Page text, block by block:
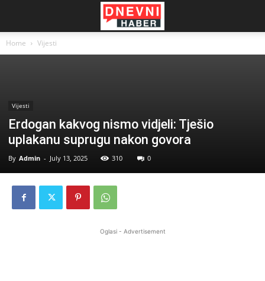
Home Vijesti
Vijesti
Erdogan kakvog nismo vidjeli: Tješio
uplakanu suprugu nakon govora
By Admin - July 13, 2025 310 0
Oglasi - Advertisement